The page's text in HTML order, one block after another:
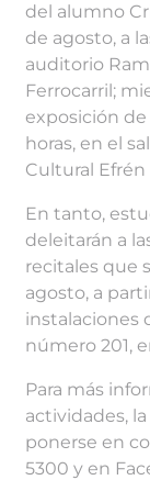
del alumno
de agosto, a
auditorio
Ferrocarril;
exposición de
horas, en el
Cultural
En tanto,
deleitarán a
recitales que
agosto, a
instalaciones
número 201,
Para más
actividades,
ponerse en
5300 y en